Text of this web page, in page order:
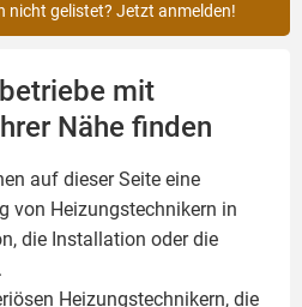
nicht gelistet? Jetzt anmelden!
mit
Nähe finden
auf dieser Seite eine
von Heizungstechnikern in
die Installation oder die
.
Heizungstechnikern, die